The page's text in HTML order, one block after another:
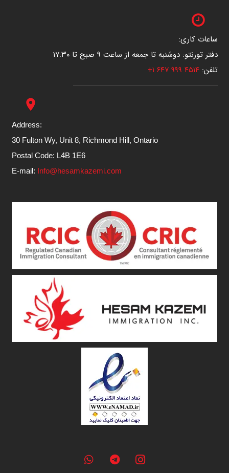
ساعات کاری:
دفتر تورنتو: دوشنبه تا جمعه از ساعت ۹ صبح تا ۱۷:۳۰
تلفن:۴۵۱۴ ۹۹۹ ۶۴۷ ۱+
place
Address:
30 Fulton Wy, Unit 8, Richmond Hill, Ontario
Postal Code: L4B 1E6
E-mail: Info@hesamkazemi.com